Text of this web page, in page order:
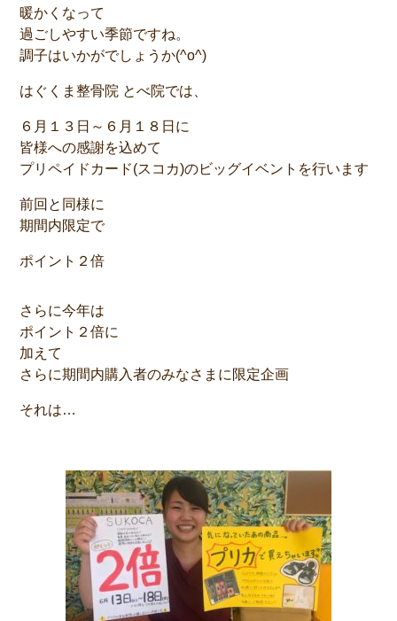
暖かくなって
過ごしやすい季節ですね。
調子はいかがでしょうか(^o^)
はぐくま整骨院 とべ院では、
６月１３日～６月１８日に
皆様への感謝を込めて
プリペイドカード(スコカ)のビッグイベントを行います
前回と同様に
期間内限定で
ポイント２倍
さらに今年は
ポイント２倍に
加えて
さらに期間内購入者のみなさまに限定企画
それは…